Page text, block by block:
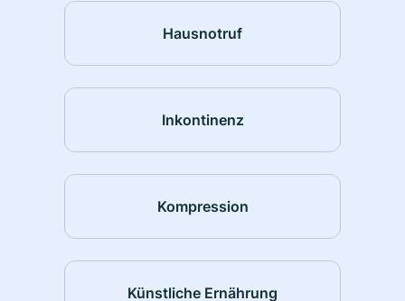
Hausnotruf
Inkontinenz
Kompression
Künstliche Ernährung